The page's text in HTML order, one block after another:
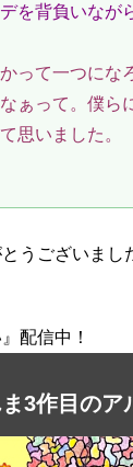
を背負いなが
って一つにな
ぁって。僕ら
思いました。
うございまし
配信中！
3作目のア